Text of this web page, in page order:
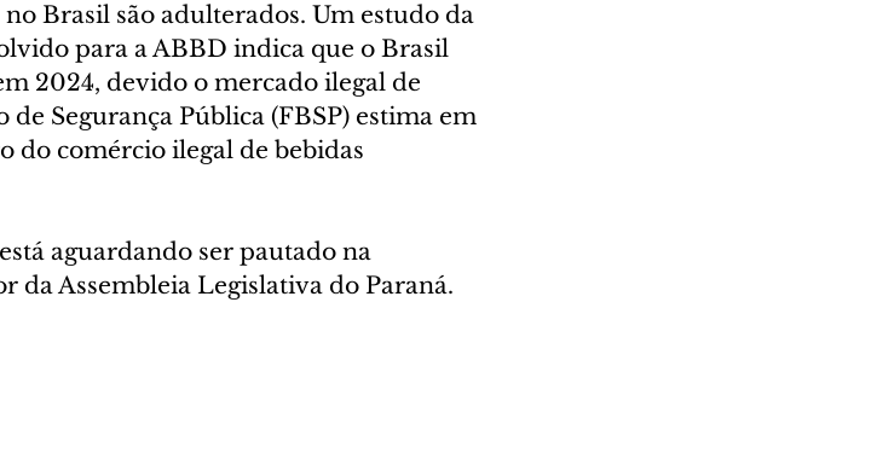
Brasil são adulterados. Um estudo da
para a ABBD indica que o Brasil
2024, devido o mercado ilegal de
Segurança Pública (FBSP) estima em
do comércio ilegal de bebidas
aguardando ser pautado na
da Assembleia Legislativa do Paraná.